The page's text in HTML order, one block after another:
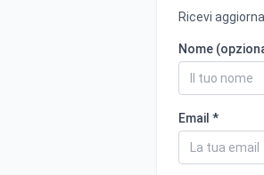
Ricevi
Nome
Email *